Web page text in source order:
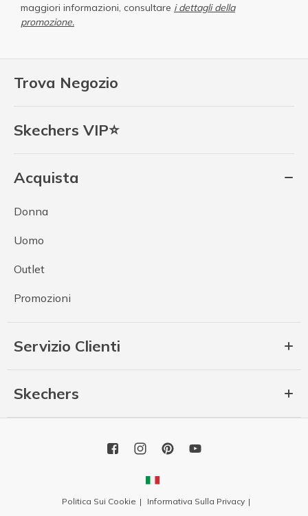
Trova Negozio
Skechers VIP⭐
Acquista
Donna
Uomo
Outlet
Promozioni
Servizio Clienti
Skechers
maggiori informazioni, consultare i dettagli della
promozione.
Politica Sui Cookie Informativa Sulla Privacy